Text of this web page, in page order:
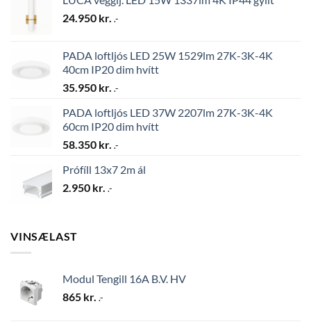
24.950 kr. .-
PADA loftljós LED 25W 1529lm 27K-3K-4K
40cm IP20 dim hvítt
35.950 kr. .-
PADA loftljós LED 37W 2207lm 27K-3K-4K
60cm IP20 dim hvítt
58.350 kr. .-
Prófíll 13x7 2m ál
2.950 kr. .-
VINSÆLAST
Modul Tengill 16A B.V. HV
865 kr. .-